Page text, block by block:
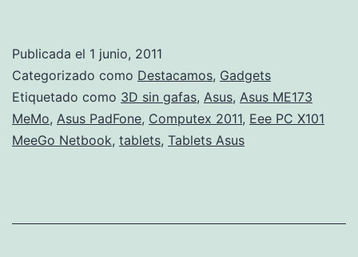
Publicada el 1 junio, 2011
Categorizado como Destacamos, Gadgets
Etiquetado como 3D sin gafas, Asus, Asus ME173
MeMo, Asus PadFone, Computex 2011, Eee PC X101
MeeGo Netbook, tablets, Tablets Asus